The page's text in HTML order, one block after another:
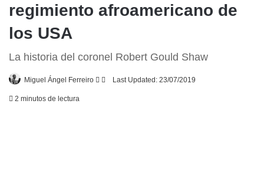
regimiento afroamericano de
los USA
La historia del coronel Robert Gould Shaw
Miguel Ángel Ferreiro
Follow
Send
Last Updated: 23/07/2019
2 minutos de lectura